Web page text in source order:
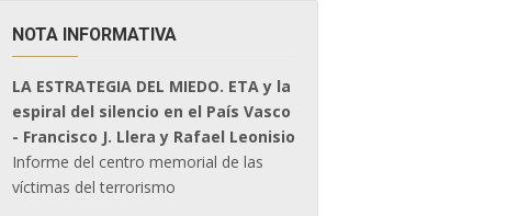
NOTA INFORMATIVA
LA ESTRATEGIA DEL MIEDO. ETA y la
espiral del silencio en el País Vasco
- Francisco J. Llera y Rafael Leonisio
Informe del centro memorial de las
víctimas del terrorismo